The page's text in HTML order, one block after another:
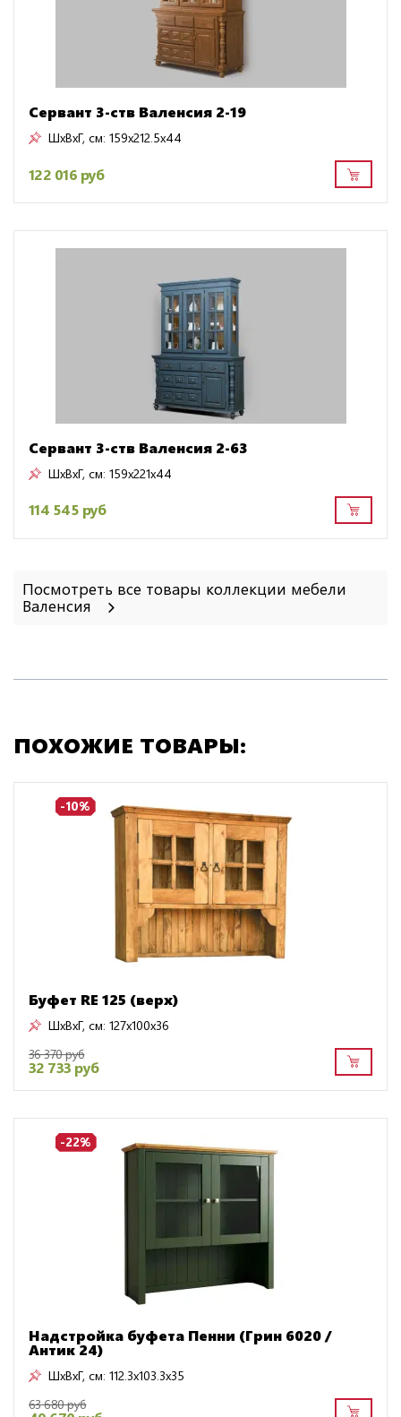
Сервант 3-ств Валенсия 2-19
ШxВxГ, см: 159x212.5x44
122 016 руб
Сервант 3-ств Валенсия 2-63
ШxВxГ, см: 159x221x44
114 545 руб
Посмотреть все товары коллекции мебели
Валенсия
ПОХОЖИЕ ТОВАРЫ:
-10%
Буфет RE 125 (верх)
ШxВxГ, см: 127x100x36
36 370 руб
32 733 руб
-22%
Надстройка буфета Пенни (Грин 6020 /
Антик 24)
ШxВxГ, см: 112.3x103.3x35
63 680 руб